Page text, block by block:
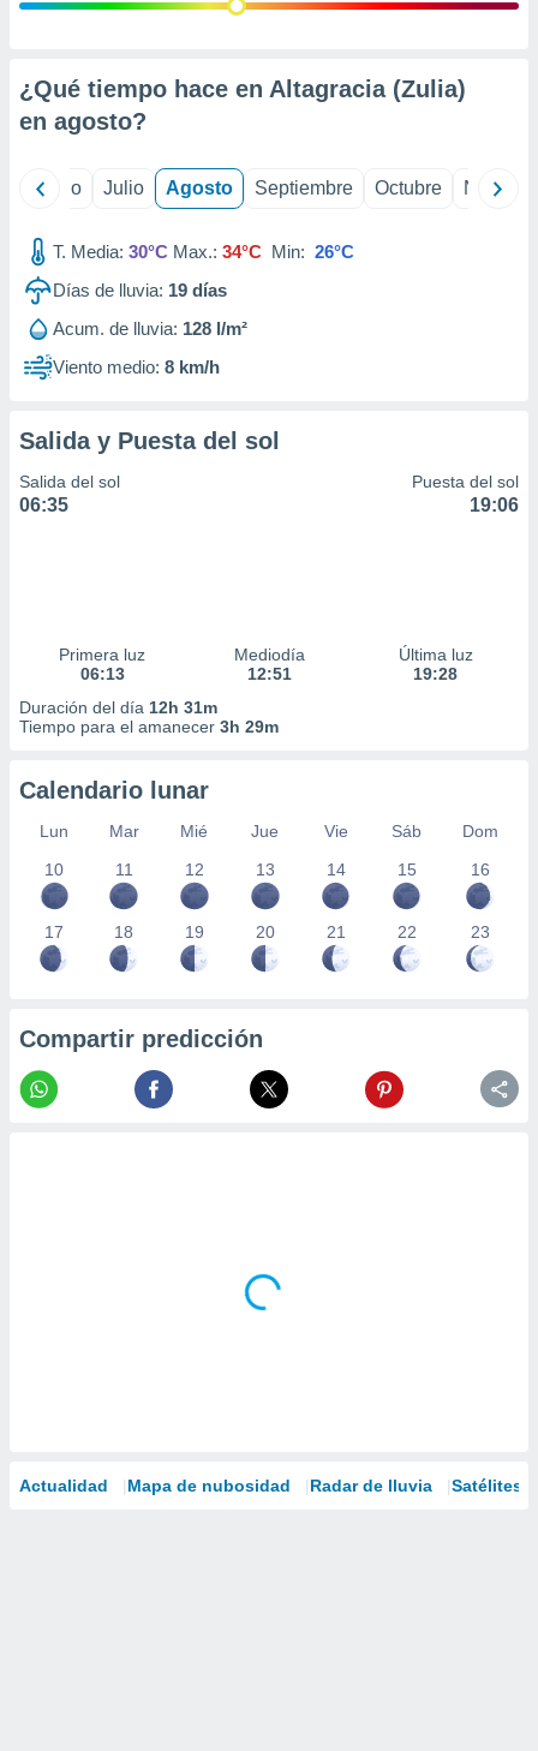
e
mediante
de
1199
¿Qué tiempo hace en Altagracia (Zulia)
en agosto?
Junio Julio Agosto Septiembre Octubre
T. Media: 30°C Max.: 34°C Min: 26°C
Días de lluvia: 19 días
Acum. de lluvia: 128 l/m²
Viento medio: 8 km/h
Salida y Puesta del sol
Salida del sol
06:35
Puesta del sol
19:06
Primera luz
06:13
Mediodía
12:51
Última luz
19:28
Duración del día 12h 31m
Tiempo para el amanecer 3h 29m
Calendario lunar
Lun Mar Mié Jue Vie Sáb
Dom
10
11 12 13 14 15 16
17 18 19 20 21 22 23
Compartir predicción
Actualidad Mapa de nubosidad Radar de lluvia Satélites